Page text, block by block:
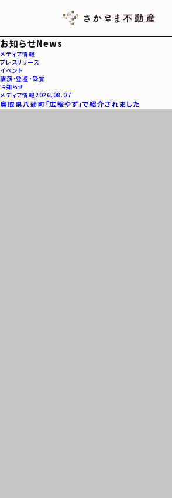
お知らせNews
メディア情報
プレスリリース
イベント
講演・登壇・受賞
お知らせ
メディア情報2026.08.07
鳥取県八頭町「広報やず」で紹介されました